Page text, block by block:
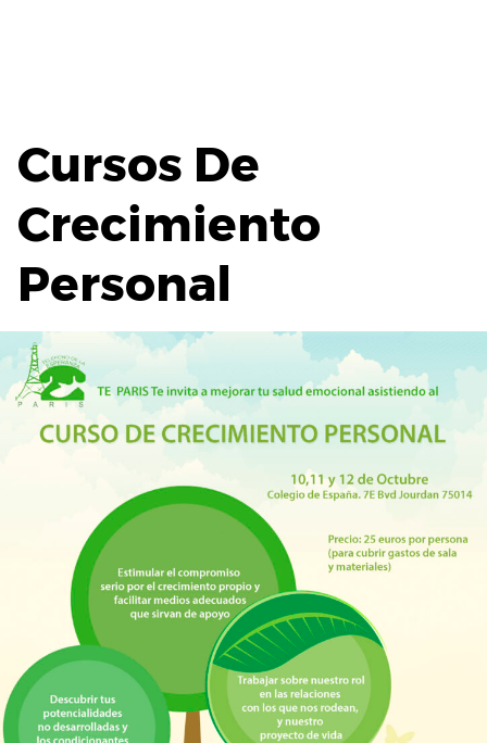
Cursos De
Crecimiento
Personal